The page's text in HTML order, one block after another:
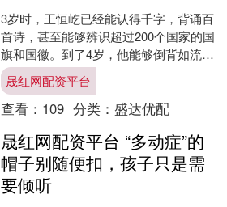
3岁时，王恒屹已经能认得千字，背诵百
首诗，甚至能够辨识超过200个国家的国
旗和国徽。到了4岁，他能够倒背如流地
朗诵千字诗，还能从容应对撒贝宁提出
的附加题目，展现....
晟红网配资平台
查看： 109 分类： 盛达优配
晟红网配资平台 “多动症”的
帽子别随便扣，孩子只是需
要倾听